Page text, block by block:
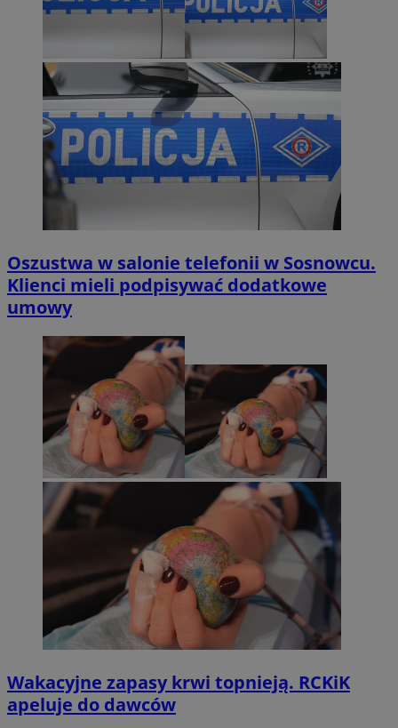
Oszustwa w salonie telefonii w Sosnowcu.
Klienci mieli podpisywać dodatkowe
umowy
Wakacyjne zapasy krwi topnieją. RCKiK
apeluje do dawców